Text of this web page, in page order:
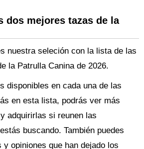
dos mejores tazas de la
nuestra seleción con la lista de las
la Patrulla Canina de 2026.
disponibles en cada una de las
en esta lista, podrás ver más
adquirirlas si reunen las
buscando. También puedes
opiniones que han dejado los